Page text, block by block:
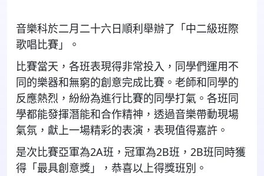
音樂科於二月二十六日順利舉辦了「中二級班際
歌唱比賽」。
比賽當天，各班表現得非常投入，同學們運用不
同的樂器和無窮的創意完成比賽。老師和同學的
反應熱烈，紛紛為進行比賽的同學打氣。各班同
學都能發揮潛能和合作精神，透過音樂帶動現場
氣氛，獻上一場精彩的表演，表現值得嘉許。
是次比賽亞軍為2A班，冠軍為2B班， 2B班同時獲
得「最具創意獎」，恭喜以上得獎班別。